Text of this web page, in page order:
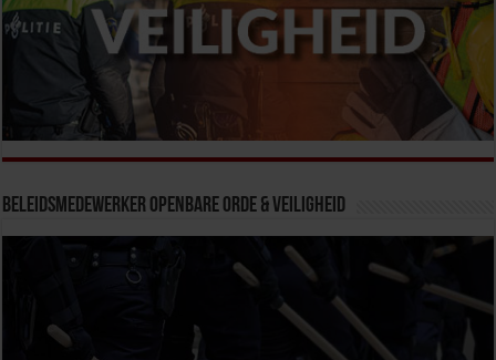
Beleidsmedewerker Openbare Orde & Veiligheid